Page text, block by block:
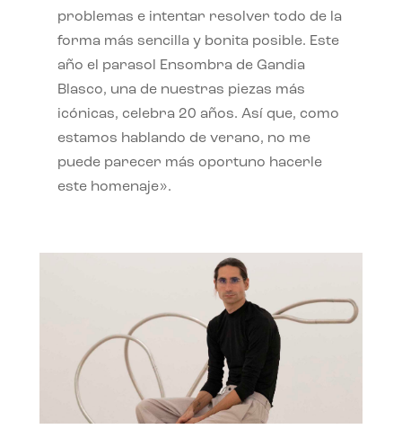
problemas e intentar resolver todo de la
forma más sencilla y bonita posible. Este
año el parasol Ensombra de Gandia
Blasco, una de nuestras piezas más
icónicas, celebra 20 años. Así que, como
estamos hablando de verano, no me
puede parecer más oportuno hacerle
este homenaje».